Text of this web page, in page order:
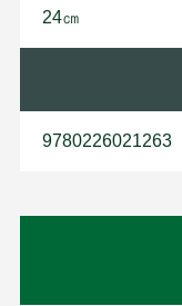
24㎝
9780226021263